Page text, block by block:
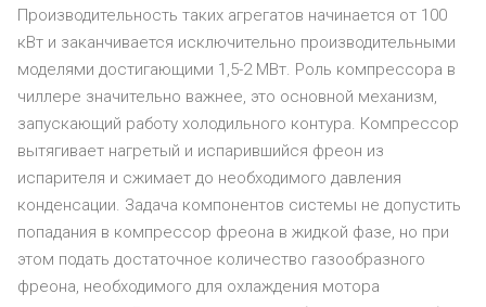
Производительность таких агрегатов начинается от 100
кВт и заканчивается исключительно производительными
моделями достигающими 1,5-2 МВт. Роль компрессора в
чиллере значительно важнее, это основной механизм,
запускающий работу холодильного контура. Компрессор
вытягивает нагретый и испарившийся фреон из
испарителя и сжимает до необходимого давления
конденсации. Задача компонентов системы не допустить
попадания в компрессор фреона в жидкой фазе, но при
этом подать достаточное количество газообразного
фреона, необходимого для охлаждения мотора